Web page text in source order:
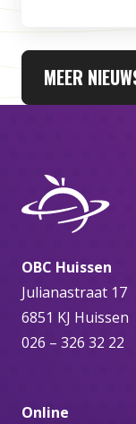
MEER
OBC Huissen
Julianastraat 17
6851 KJ Huissen
026 – 326 32 22
Online